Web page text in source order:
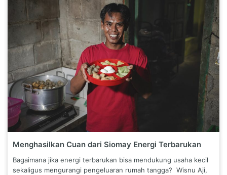
Menghasilkan Cuan dari Siomay Energi Terbarukan
Bagaimana jika energi terbarukan bisa mendukung usaha kecil
sekaligus mengurangi pengeluaran rumah tangga? Wisnu Aji,